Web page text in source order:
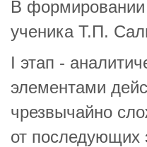
В формировании
ученика Т.П.
I этап -
элементами
чрезвычайно
от последующих